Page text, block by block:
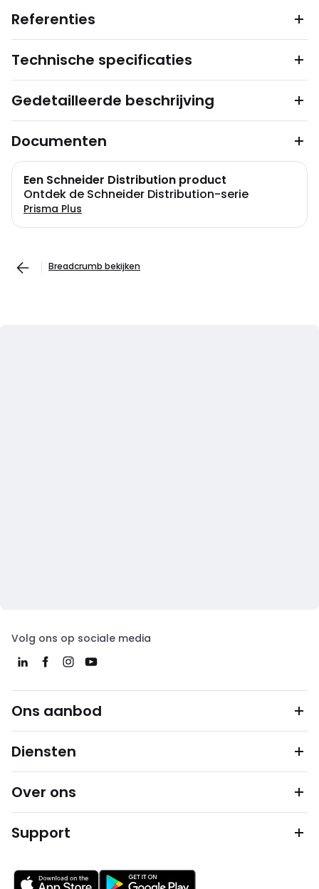
Referenties
Technische specificaties
Gedetailleerde beschrijving
Documenten
Een Schneider Distribution product
Ontdek de Schneider Distribution-serie
Prisma Plus
Breadcrumb bekijken
Volg ons op sociale media
Ons aanbod
Diensten
Over ons
Support